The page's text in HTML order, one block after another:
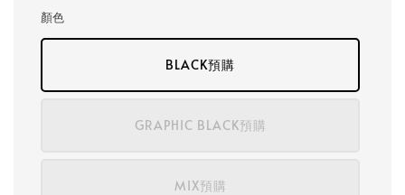
顏色
BLACK預購
GRAPHIC BLACK預購
MIX預購